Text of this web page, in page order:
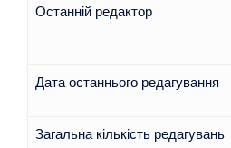
Останній редактор
Дата останнього редагування
Загальна кількість редагувань